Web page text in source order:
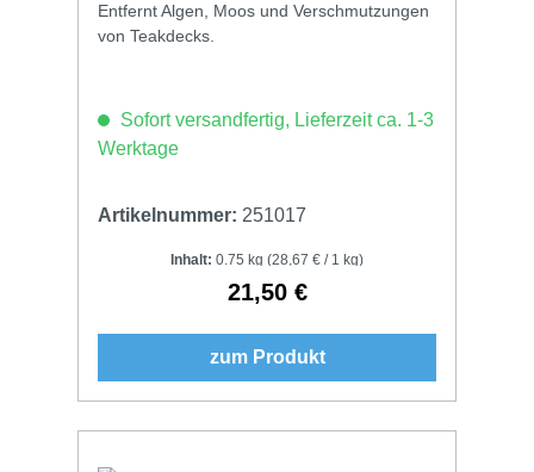
Entfernt Algen, Moos und Verschmutzungen
von Teakdecks.
Sofort versandfertig, Lieferzeit ca. 1-3
Werktage
Artikelnummer: 251017
Inhalt: 0.75 kg (28,67 € / 1 kg)
Regulärer Preis:
21,50 €
zum Produkt